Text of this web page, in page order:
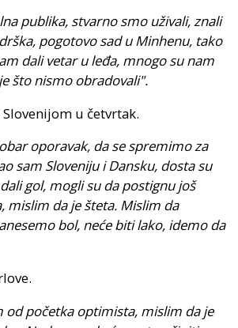
publika, stvarno smo uživali, znali
pogotovo sad u Minhenu, tako
dali vetar u leđa, mnogo su nam
što nismo obradovali".
Slovenijom u četvrtak.
oporavak, da se spremimo za
sam Sloveniju i Dansku, dosta su
gol, mogli su da postignu još
mislim da je šteta. Mislim da
bol, neće biti lako, idemo da
od početka optimista, mislim da je